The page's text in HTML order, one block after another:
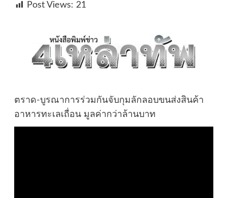
Post Views: 21
ตราด-บูรณาการร่วมกันจับกุมลักลอบขนส่งสินค้า
อาหารทะเลเถื่อน มูลค่ากว่าล้านบาท